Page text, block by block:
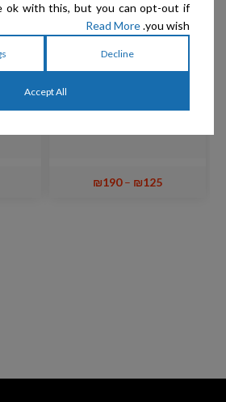
₪125
–
₪190
ok with this, but you can opt-out if
you wish.
Read More
Decline
Accept All